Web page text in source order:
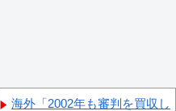
海外「2002年も審判を買収し